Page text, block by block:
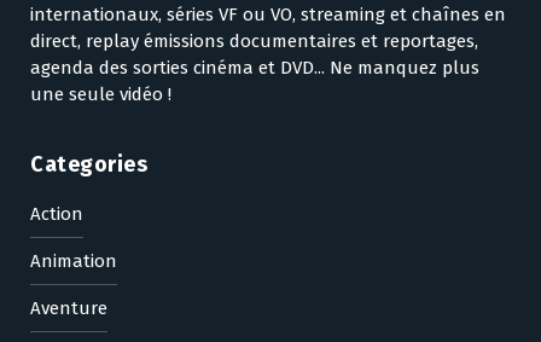
internationaux, séries VF ou VO, streaming et chaînes en
direct, replay émissions documentaires et reportages,
agenda des sorties cinéma et DVD... Ne manquez plus
une seule vidéo !
Categories
Action
Animation
Aventure